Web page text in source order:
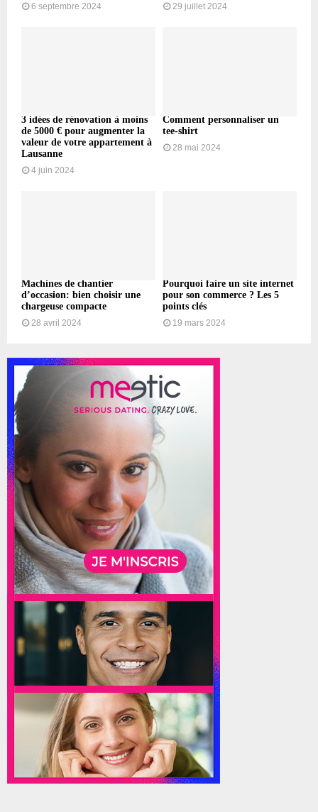
6 septembre 2024 29 juillet 2024
3 idées de rénovation à moins
de 5000 € pour augmenter la
valeur de votre appartement à
Lausanne
4 juin 2024
Comment personnaliser un
tee-shirt
28 mai 2024
Machines de chantier
d’occasion: bien choisir une
chargeuse compacte
28 avril 2024
Pourquoi faire un site internet
pour son commerce ? Les 5
points clés
19 mars 2024